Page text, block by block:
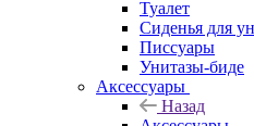
Туалет
Сиденья для
Писсуары
Унитазы-биде
Аксессуары
Назад